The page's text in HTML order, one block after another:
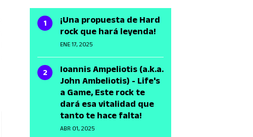
¡Una propuesta de Hard
rock que hará leyenda!
ENE 17, 2025
Ioannis Ampeliotis (a.k.a.
John Ambeliotis) - Life's
a Game, Este rock te
dará esa vitalidad que
tanto te hace falta!
ABR 01, 2025